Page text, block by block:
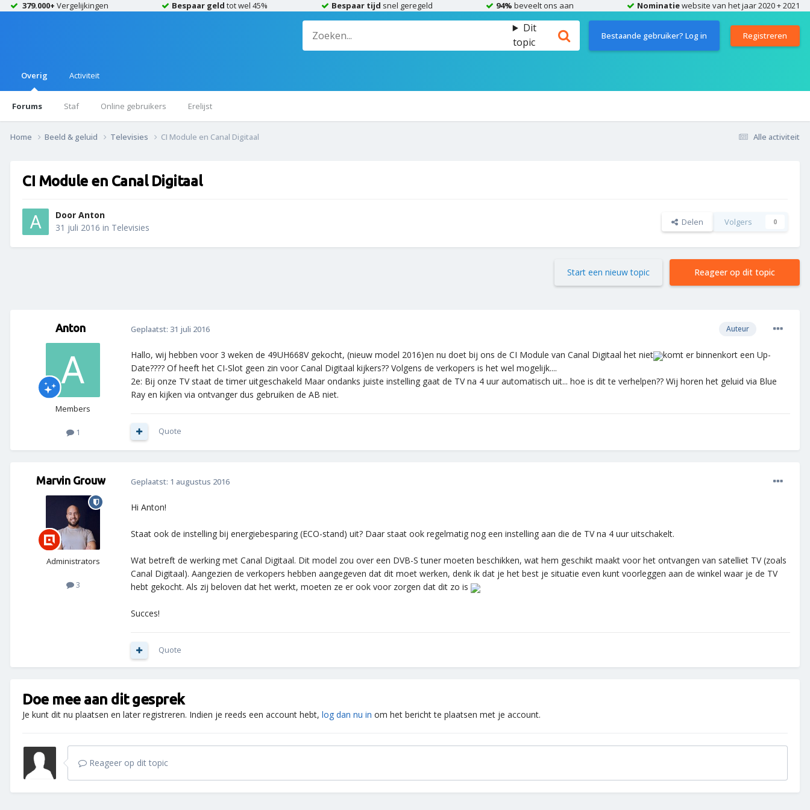
379.000+ Vergelijkingen Bespaar geld tot wel 45% Bespaar tijd snel geregeld 94% beveelt ons aan Nominatiewebsite van het jaar 2020 + 2021
Dit
topic
Bestaande gebruiker? Log in Registreren
Overig
Forums Staf Online gebruikers Erelijst
Activiteit
Alle activiteit
Home Beeld & geluid Televisies CI Module en Canal Digitaal
CI Module en Canal Digitaal
Door Anton
31 juli 2016 in Televisies Delen Volgers 0
Reageer op dit topic
Start een nieuw topic
Anton
Members
1
Auteur
Geplaatst: 31 juli 2016
Hallo, wij hebben voor 3 weken de 49UH668V gekocht, (nieuw model 2016)en nu doet bij ons de CI Module van Canal Digitaal het niet
komt er binnenkort een Up-
Date???? Of heeft het CI-Slot geen zin voor Canal Digitaal kijkers?? Volgens de verkopers is het wel mogelijk....
2e: Bij onze TV staat de timer uitgeschakeld Maar ondanks juiste instelling gaat de TV na 4 uur automatisch uit... hoe is dit te verhelpen?? Wij horen het geluid via Blue
Ray en kijken via ontvanger dus gebruiken de AB niet.
Quote
Marvin Grouw
Administrators
3
Geplaatst: 1 augustus 2016
Hi Anton!
Staat ook de instelling bij energiebesparing (ECO-stand) uit? Daar staat ook regelmatig nog een instelling aan die de TV na 4 uur uitschakelt.
Wat betreft de werking met Canal Digitaal. Dit model zou over een DVB-S tuner moeten beschikken, wat hem geschikt maakt voor het ontvangen van satelliet TV (zoals
Canal Digitaal). Aangezien de verkopers hebben aangegeven dat dit moet werken, denk ik dat je het best je situatie even kunt voorleggen aan de winkel waar je de TV
hebt gekocht. Als zij beloven dat het werkt, moeten ze er ook voor zorgen dat dit zo is
Succes!
Quote
Doe mee aan dit gesprek
Je kunt dit nu plaatsen en later registreren. Indien je reeds een account hebt, log dan nu in om het bericht te plaatsen met je account.
Reageer op dit topic